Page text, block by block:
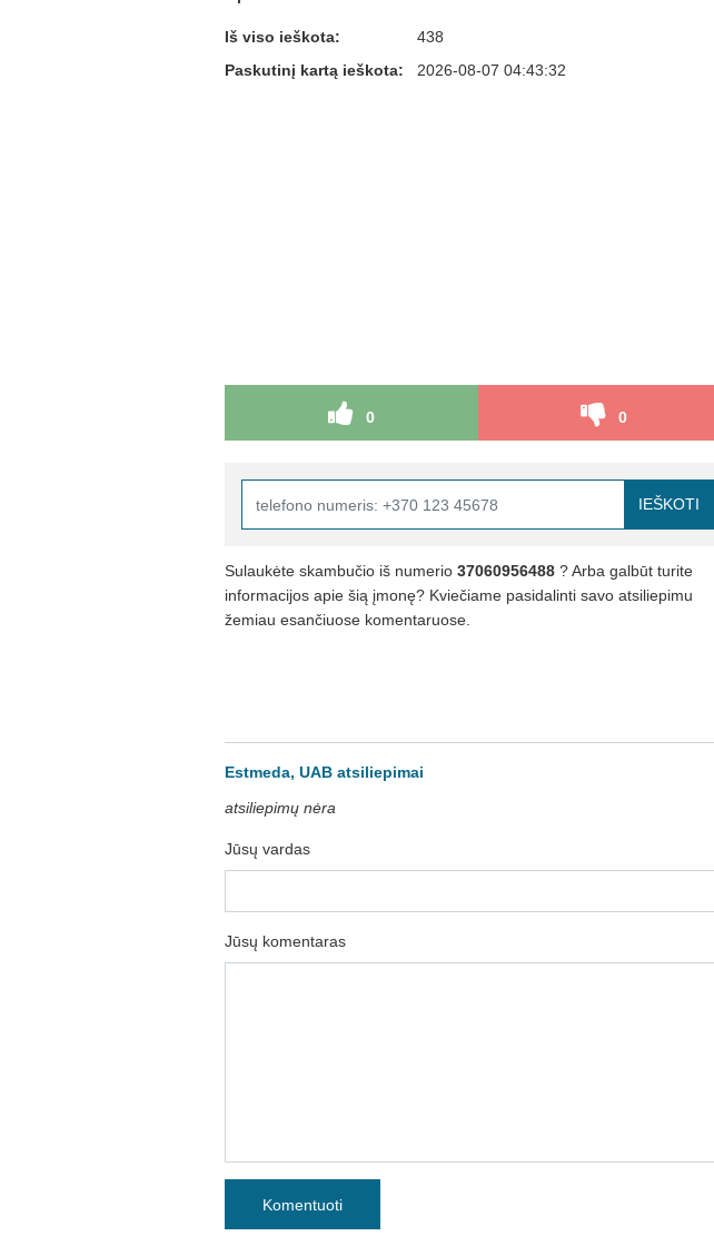
Iš viso ieškota:
438
Paskutinį kartą ieškota:
2026-08-07 04:43:32
0 0
IEŠKOTI
Sulaukėte skambučio iš numerio 37060956488 ? Arba galbūt turite
informacijos apie šią įmonę? Kviečiame pasidalinti savo atsiliepimu
žemiau esančiuose komentaruose.
Estmeda, UAB atsiliepimai
atsiliepimų nėra
Jūsų vardas
Jūsų komentaras
Komentuoti